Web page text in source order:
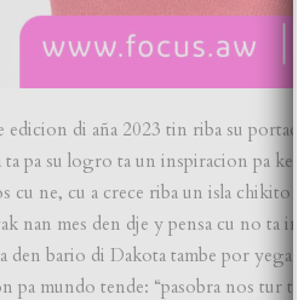
edicion di aña 2023 tin riba su
ta pa su logro ta un inspiracion pa
cu ne, cu a crece riba un isla
nan mes den dje y pensa cu no ta
den bario di Dakota tambe por yega
pa mundo tende: “pasobra nos tur